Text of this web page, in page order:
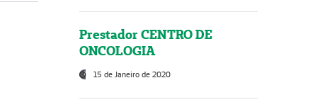
Prestador CENTRO DE
ONCOLOGIA
15 de Janeiro de 2020